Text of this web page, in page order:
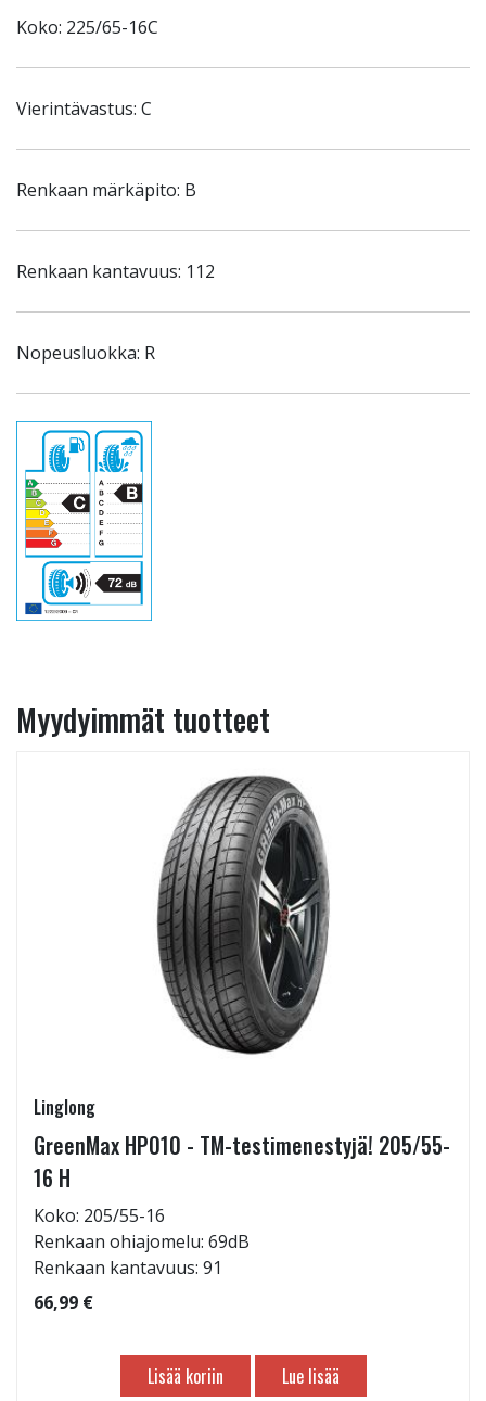
Koko: 225/65-16C
Vierintävastus: C
Renkaan märkäpito: B
Renkaan kantavuus: 112
Nopeusluokka: R
Myydyimmät tuotteet
Linglong
GreenMax HP010 - TM-testimenestyjä! 205/55-
16 H
Koko: 205/55-16
Renkaan ohiajomelu: 69dB
Renkaan kantavuus: 91
66,99 €
Lisää koriin Lue lisää